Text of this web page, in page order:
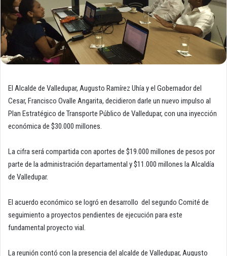
El Alcalde de Valledupar, Augusto Ramírez Uhía y el Gobernador del
Cesar, Francisco Ovalle Angarita, decidieron darle un nuevo impulso al
Plan Estratégico de Transporte Público de Valledupar, con una inyección
económica de $30.000 millones.
La cifra será compartida con aportes de $19.000 millones de pesos por
parte de la administración departamental y $11.000 millones la Alcaldía
de Valledupar.
El acuerdo económico se logró en desarrollo del segundo Comité de
seguimiento a proyectos pendientes de ejecución para este
fundamental proyecto vial.
La reunión contó con la presencia del alcalde de Valledupar, Augusto